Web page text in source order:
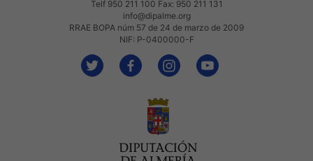
Telf 950 211 100 Fax: 950 211 131
info@dipalme.org
RRAE BOPA núm 57 de 24 de marzo de 2009
NIF: P-0400000-F